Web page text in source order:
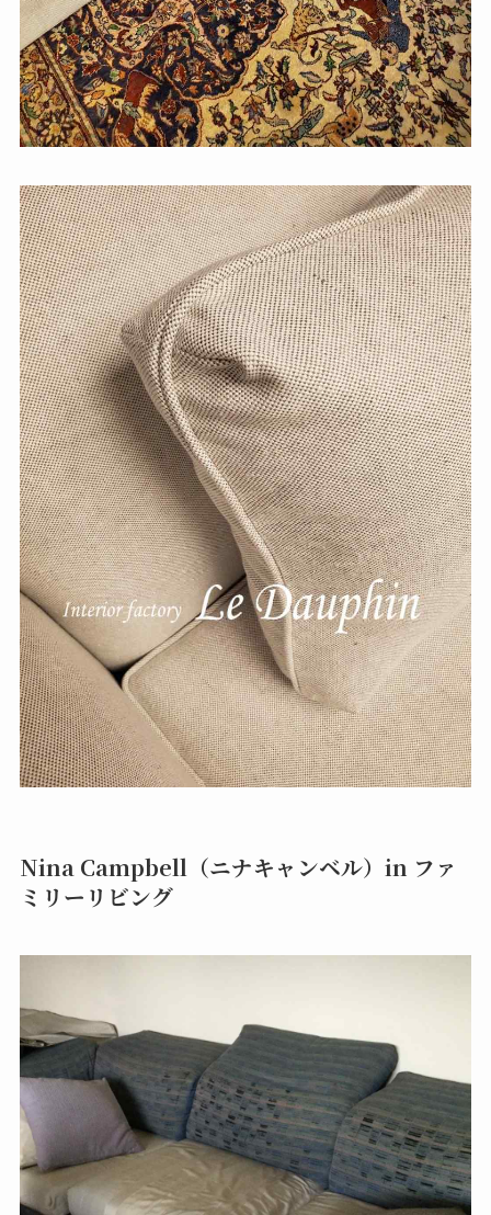
Nina Campbell（ニナキャンベル）in ファ
ミリーリビング